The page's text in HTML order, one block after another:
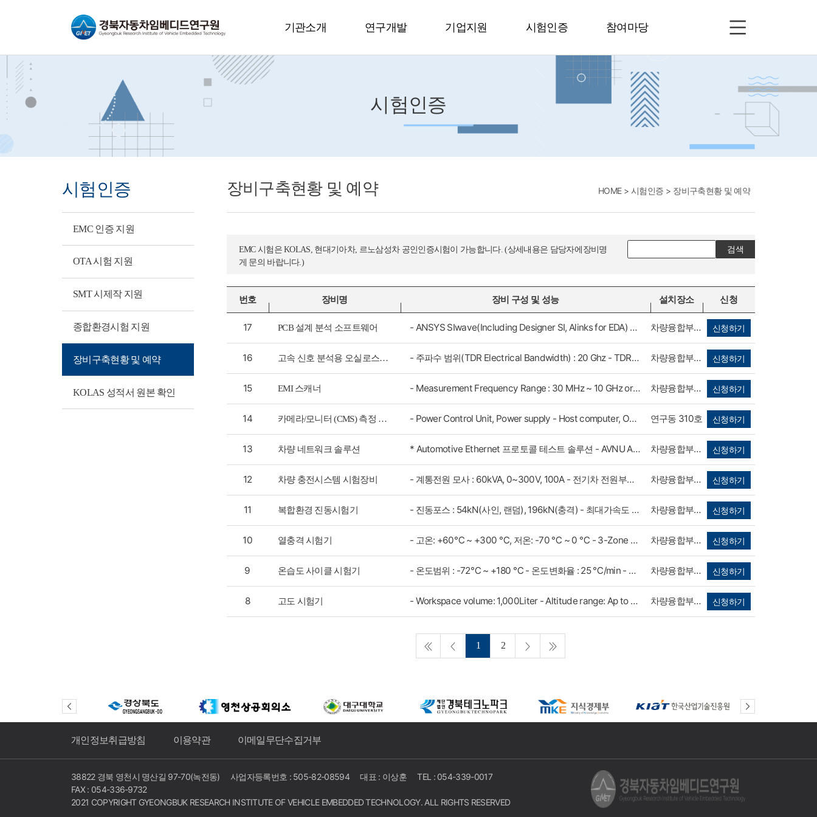
기관소개 연구개발 기업지원 시험인증 참여마당
시험인증
시험인증
EMC 인증 지원
OTA 시험 지원
SMT 시제작 지원
종합환경시험 지원
장비구축현황 및 예약
KOLAS 성적서 원본 확인
장비구축현황 및 예약 HOME 시험인증 장비구축현황 및 예약
EMC 시험은 KOLAS, 현대기아차, 르노삼성차 공인인증시험이 가능합니다. (상세내용은 담당자에
게 문의 바랍니다.)
장비명 검색
번호 장비명 장비 구성 및 성능 설치장소 신청
17 PCB 설계 분석 소프트웨어 - ANSYS SIwave(Including Designer SI, Alinks for EDA) - SI/PI Automation Software - ANSYS Icepack - ANSYS Workbench - License Server 차량융합부품시스템기술센터 103호 신청하기
16 고속 신호 분석용 오실로스코프 - 주파수 범위(TDR Electrical Bandwidth) : 20 Ghz - TDR Pulse Frequency : 25, 50, 100, 200 Khz - Step response at full bandwidth(10~90%) : 17.5 ps - 최대 주파수 표현 범위 : 300 kSa/s 차량융합부품시스템기술센터 103호 신청하기
15 EMI 스캐너 - Measurement Frequency Range : 30 MHz ~ 10 GHz or more - Minimum Scan step : 0.1 mm - Probe type : E-field probe & H-field probe - EMI Receive : Bandwidth 1 Khz ~ 13.2 Ghz Tracking Generator 차량융합부품시스템기술센터 102호 신청하기
14 카메라/모니터 (CMS) 측정 장비 - Power Control Unit, Power supply - Host computer, Oulet Box - Error Simulation & Signal Conditioning Unit - PXI Chassis & DAQ System - 영상시험 환경, 상용/전용 소프트웨어 연구동 310호 신청하기
13 차량 네트워크 솔루션 * Automotive Ethernet 프로토콜 테스트 솔루션 - AVNU Automotive Ethernet AVB Conformance Test Suite - OPENSIG Automotive Ethernet Conformance Test Suite Pack * V2X 프로토콜 및 성능 테스트 솔루션 - Cohda MK5 하드웨어 - TTsuite ITS G5 차량융합부품시스템기술센터 103호 신청하기
12 차량 충전시스템 시험장비 - 계통전원 모사 : 60kVA, 0~300V, 100A - 전기차 전원부하 모사 : 13.5kW - 계통전원 및 부하전원 측정 : 0~600Vrms - 전기차 Control Pilot Circuit 모사 차량융합부품시스템기술센터 104호 신청하기
11 복합환경 진동시험기 - 진동포스 : 54kN(사인, 랜덤), 196kN(충격) - 최대가속도 : 857m/s2(peak) - 시험변위 : 100mm(peak) - 냉각방식 : 수냉식 - Power Amplifier : Max. Output 76kVA - 온도범위 : -50 ~ 150℃ - 습도범위 : 25 ~ 95%RH 차량융합부품시스템기술센터 101호 신청하기
10 열충격 시험기 - 고온: +60℃ ~ +300 ℃, 저온: -70 ℃ ~ 0 ℃ - 3-Zone 지원, 댐퍼 타입 - Temperature fluctuation : 0.5 ℃ - Recovery Time : 5분이내 - 시료 하중: 50kg - 내부 사이즈 : 650x460x370(WxHxDmm) 차량융합부품시스템기술센터 102호 신청하기
9 온습도 사이클 시험기 - 온도범위 : -72℃ ~ +180 ℃ - 온도변화율 : 25 ℃/min - 습도범위 : 10~98%RH - 내부사이즈 : 950x800x650(WxHxD mm) - 냉각방식 : 수냉식 (Chiller 포함) 차량융합부품시스템기술센터 104호 신청하기
8 고도 시험기 - Workspace volume: 1,000Liter - Altitude range: Ap to 5 mbar - 온도범위 : -70 ~ 180℃ - 습도범위 : 15 ~ 95%RH - 감압 시 온도 보증 범위 : Up to 150mbar - 내부사이즈 : 1,000x1,000x1,000 (mm) 차량융합부품시스템기술센터 104호 신청하기
1 2
개인정보취급방침 이용약관 이메일무단수집거부
38822 경북 영천시 명산길 97-70(녹전동) 사업자등록번호 : 505-82-08594 대표 : 이상훈
TEL : 054-339-0017
FAX : 054-336-9732
2021 COPYRIGHT GYEONGBUK RESEARCH INSTITUTE OF VEHICLE EMBEDDED TECHNOLOGY. ALL RIGHTS RESERVED